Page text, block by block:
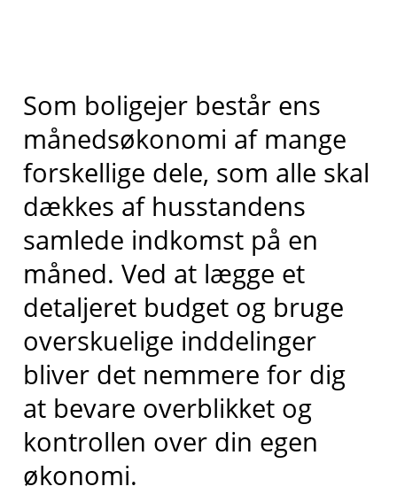
Som boligejer består ens
månedsøkonomi af mange
forskellige dele, som alle skal
dækkes af husstandens
samlede indkomst på en
måned. Ved at lægge et
detaljeret budget og bruge
overskuelige inddelinger
bliver det nemmere for dig
at bevare overblikket og
kontrollen over din egen
økonomi.